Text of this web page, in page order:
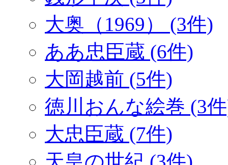
大奥（1969） (3件)
ああ忠臣蔵 (6件)
大岡越前 (5件)
徳川おんな絵巻 (3
大忠臣蔵 (7件)